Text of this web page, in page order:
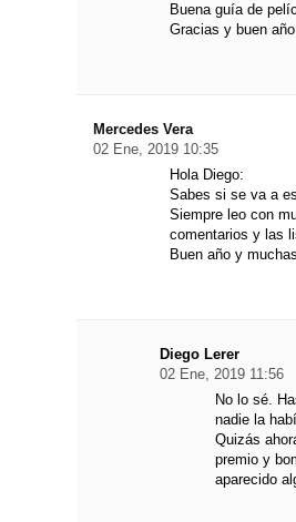
Buena guía de
Gracias y buen año
Mercedes Vera
02 Ene, 2019 10:35
Hola Diego:
Sabes si se va a
Siempre leo con
comentarios y las
Buen año y
Diego Lerer
02 Ene, 2019 11:56
No lo sé.
nadie la
Quizás
premio y
aparecido